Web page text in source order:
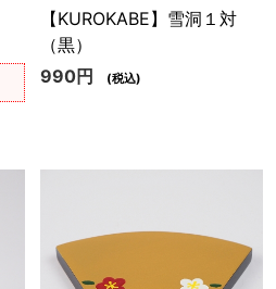
【KUROKABE】雪洞１対
（黒）
990円
(税込)